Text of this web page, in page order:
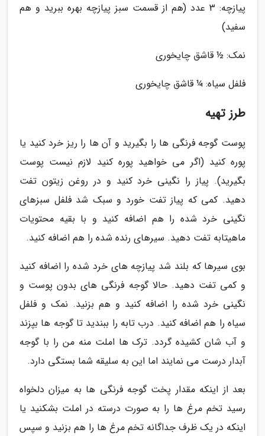
پیازچه: 3 عدد (هم از قسمت سبز پیازچه بهره ببرید و هم
سفید)
نمک: ½ قاشق چایخوری
فلفل سیاه: ¼ قاشق چایخوری
طرز تهیه
پوست گوجه فرنگی ها را بگیرید و آن ها را ریز خرد کنید یا
پوره کنید (اگر می خواهید پوره کنید لازم نیست پوست
بگیرید). پیاز را نگینی خرد کنید و در روغن زیتون تفت
دهید. کمی که پیاز تفت خورد و سبک شد فلفل سبزهای
نگینی خرد شده را هم اضافه کنید و با بقیه محتویات
ماهیتابه تفت دهید. سیرهای رنده شده را هم اضافه کنید.
بوی سیرها که بلند شد پیازچه های خرد شده را اضافه کنید
و کمی تفت دهید. حالا گوجه فرنگی های بدون پوست و
نگینی خرد شده را اضافه کنید و هم بزنید. نمک و فلفل
سیاه را هم اضافه کنید. درب تابه را ببندید تا گوجه ها بپزند
و آب شان کشیده گردد. ترک ها املت منه من را با گوجه
آبدار درست می نمایند اما این به سلیقه شما بستگی دارد.
بعد از اینکه مقدار پخت گوجه فرنگی ها به میزان دلخواه
رسید تخم مرغ ها را به صورت درسته در املت بشکنید یا
اینکه در یک ظرف جداگانه تخم مرغ ها را هم بزنید و سپس